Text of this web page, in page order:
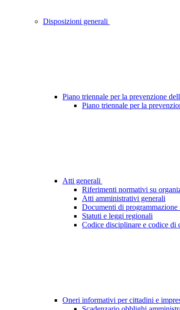
Disposizioni generali
Piano triennale per la prevenzione
Piano triennale per la
Atti generali
Riferimenti normativi su
Atti amministrativi generali
Documenti di programmazione
Statuti e leggi regionali
Codice disciplinare e codice di
Oneri informativi per cittadini e